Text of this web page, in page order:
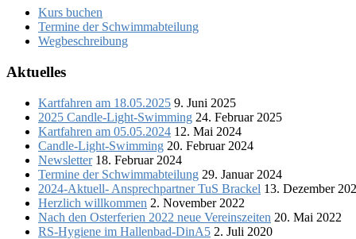
Kurs buchen
Termine der Schwimmabteilung
Wegbeschreibung
Aktuelles
Kartfahren am 18.05.2025 9. Juni 2025
2025 Candle-Light-Swimming 24. Februar 2025
Kartfahren am 05.05.2024 12. Mai 2024
Candle-Light-Swimming 20. Februar 2024
Newsletter18. Februar 2024
Termine der Schwimmabteilung 29. Januar 2024
2024-Aktuell- Ansprechpartner TuS Brackel 13. Dezember
Herzlich willkommen 2. November 2022
Nach den Osterferien 2022 neue Vereinszeiten 20. Mai 2022
RS-Hygiene im Hallenbad-DinA5 2. Juli 2020